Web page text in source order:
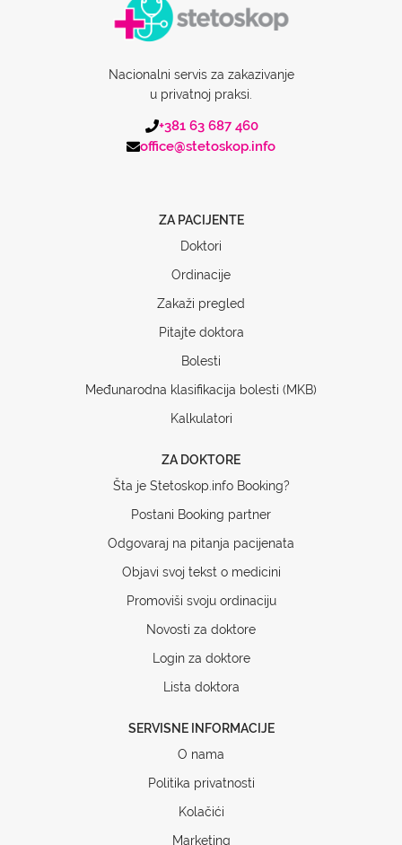
Nacionalni servis za zakazivanje
u privatnoj praksi.
+381 63 687 460
office@stetoskop.info
ZA PACIJENTE
Doktori
Ordinacije
Zakaži pregled
Pitajte doktora
Bolesti
Međunarodna klasifikacija bolesti (MKB)
Kalkulatori
ZA DOKTORE
Šta je Stetoskop.info Booking?
Postani Booking partner
Odgovaraj na pitanja pacijenata
Objavi svoj tekst o medicini
Promoviši svoju ordinaciju
Novosti za doktore
Login za doktore
Lista doktora
SERVISNE INFORMACIJE
O nama
Politika privatnosti
Kolačići
Marketing